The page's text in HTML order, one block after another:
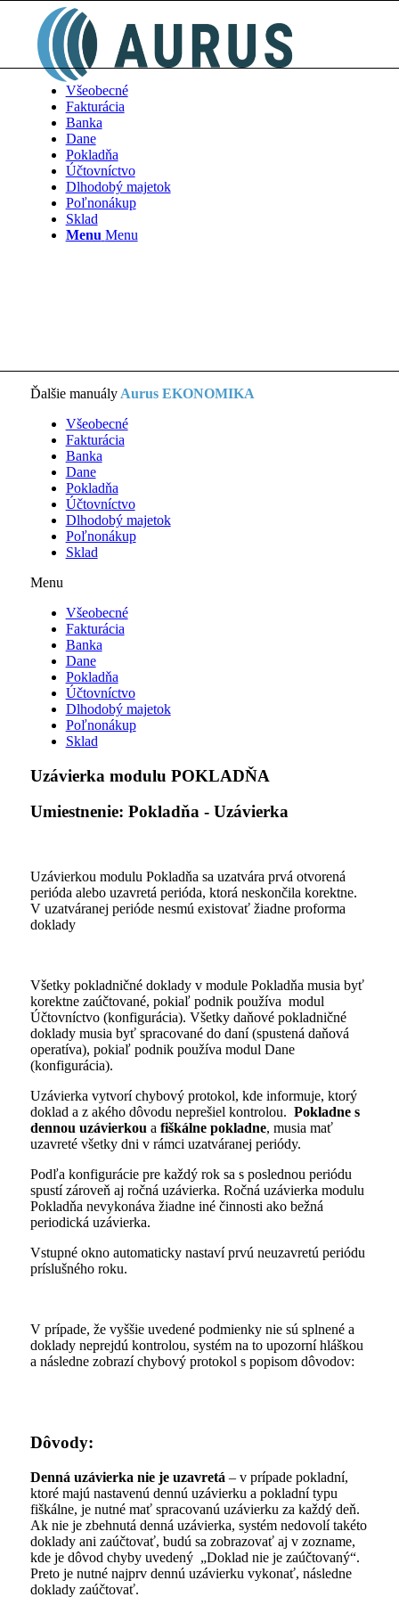
Všeobecné
Fakturácia
Banka
Dane
Pokladňa
Účtovníctvo
Dlhodobý majetok
Poľnonákup
Sklad
Menu Menu
Ďalšie manuályAurus EKONOMIKA
Všeobecné
Fakturácia
Banka
Dane
Pokladňa
Účtovníctvo
Dlhodobý majetok
Poľnonákup
Sklad
Menu
Všeobecné
Fakturácia
Banka
Dane
Pokladňa
Účtovníctvo
Dlhodobý majetok
Poľnonákup
Sklad
Uzávierka modulu POKLADŇA
Umiestnenie: Pokladňa - Uzávierka
Uzávierkou modulu Pokladňa sa uzatvára prvá otvorená
perióda alebo uzavretá perióda, ktorá neskončila korektne.
V uzatváranej perióde nesmú existovať žiadne proforma
doklady
Všetky pokladničné doklady v module Pokladňa musia byť
korektne zaúčtované, pokiaľ podnik používa modul
Účtovníctvo (konfigurácia). Všetky daňové pokladničné
doklady musia byť spracované do daní (spustená daňová
operatíva), pokiaľ podnik používa modul Dane
(konfigurácia).
Uzávierka vytvorí chybový protokol, kde informuje, ktorý
doklad a z akého dôvodu neprešiel kontrolou. Pokladne s
dennou uzávierkou a fiškálne pokladne, musia mať
uzavreté všetky dni v rámci uzatváranej periódy.
Podľa konfigurácie pre každý rok sa s poslednou periódu
spustí zároveň aj ročná uzávierka. Ročná uzávierka modulu
Pokladňa nevykonáva žiadne iné činnosti ako bežná
periodická uzávierka.
Vstupné okno automaticky nastaví prvú neuzavretú periódu
príslušného roku.
V prípade, že vyššie uvedené podmienky nie sú splnené a
doklady neprejdú kontrolou, systém na to upozorní hláškou
a následne zobrazí chybový protokol s popisom dôvodov:
Dôvody:
Denná uzávierka nie je uzavretá – v prípade pokladní,
ktoré majú nastavenú dennú uzávierku a pokladní typu
fiškálne, je nutné mať spracovanú uzávierku za každý deň.
Ak nie je zbehnutá denná uzávierka, systém nedovolí takéto
doklady ani zaúčtovať, budú sa zobrazovať aj v zozname,
kde je dôvod chyby uvedený „Doklad nie je zaúčtovaný“.
Preto je nutné najprv dennú uzávierku vykonať, následne
doklady zaúčtovať.